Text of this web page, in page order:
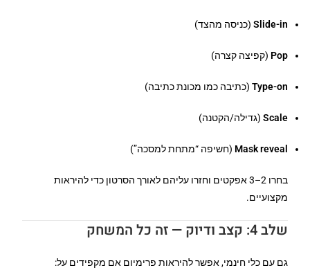
Slide-in (כניסה מהצד)
Pop (קפיצה קצרה)
Type-on (כתיבה כמו מכונת כתיבה)
Scale (גדילה/הקטנה)
Mask reveal (חשיפה “מתחת למסכה”)
בחרו 2–3 אפקטים וחזרו עליהם לאורך הסרטון כדי להיראות
מקצועיים.
שלב 4: קצב ודיוק — זה כל המשחק
גם עם כלי חינמי, אפשר להיראות פרימיום אם מקפידים על: